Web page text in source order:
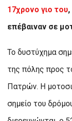
17χρονο γιο του
επέβαιναν σε
Το δυστύχημα
της πόλης προς
Πατρών. Η
σημείο του